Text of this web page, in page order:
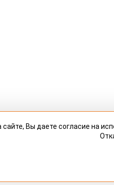
сайте, Вы даете согласие на